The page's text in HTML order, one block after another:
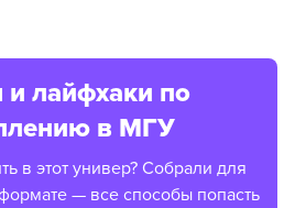
лайфхаки по
в МГУ
в этот универ? Собрали для
— все способы попасть